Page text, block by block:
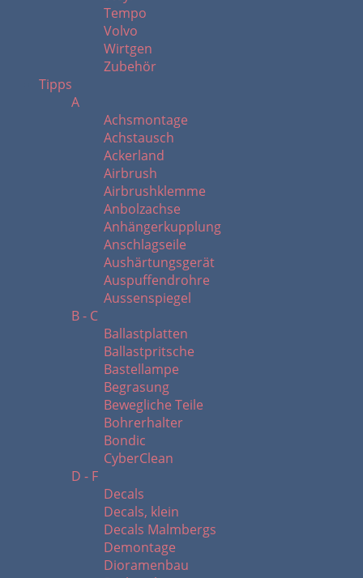
Tempo
Volvo
Wirtgen
Zubehör
Tipps
A
Achsmontage
Achstausch
Ackerland
Airbrush
Airbrushklemme
Anbolzachse
Anhängerkupplung
Anschlagseile
Aushärtungsgerät
Auspuffendrohre
Aussenspiegel
B - C
Ballastplatten
Ballastpritsche
Bastellampe
Begrasung
Bewegliche Teile
Bohrerhalter
Bondic
CyberClean
D - F
Decals
Decals, klein
Decals Malmbergs
Demontage
Dioramenbau